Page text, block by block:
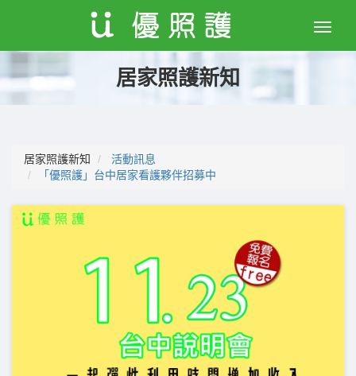
Toggle
居家照護新知
居家照護新知
活動訊息
「優照護」台中居家看護夥伴招募中